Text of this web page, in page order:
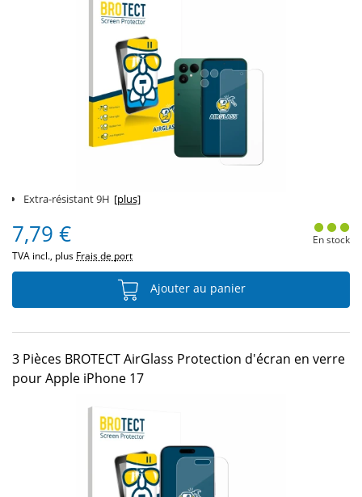
Extra-résistant 9H [plus]
7,79 €
TVA incl., plus Frais de port
En stock
Ajouter au panier
3 Pièces BROTECT AirGlass Protection d'écran en verre
pour Apple iPhone 17